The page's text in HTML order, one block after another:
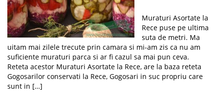
Muraturi Asortate la
Rece puse pe ultima
suta de metri. Ma
uitam mai zilele trecute prin camara si mi-am zis ca nu am
suficiente muraturi parca si ar fi cazul sa mai pun ceva.
Reteta acestor Muraturi Asortate la Rece, are la baza reteta
Gogosarilor conservati la Rece, Gogosari in suc propriu care
sunt in […]